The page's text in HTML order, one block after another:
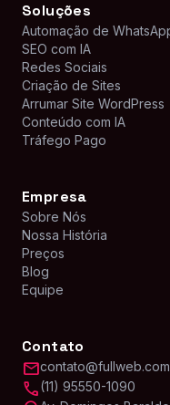
Soluções
Automação de
SEO com IA
Redes Sociais
Criação de Sites
Arrumar Site WordPress
Conteúdo com IA
Tráfego Pago
Empresa
Sobre Nós
Nossa História
Preços
Blog
Equipe
Contato
mail
call(11) 95550-1090